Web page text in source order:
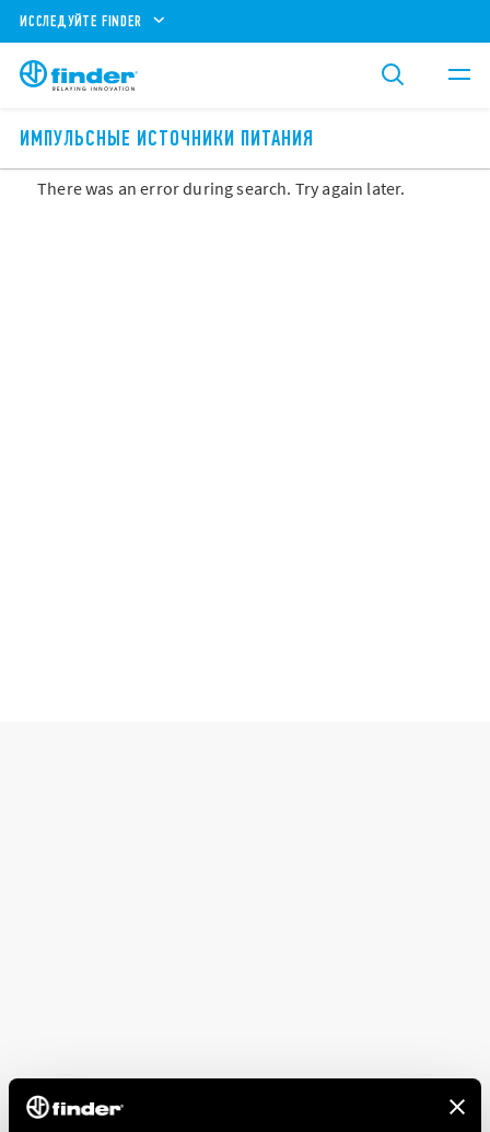
ИССЛЕДУЙТЕ FINDER
ИМПУЛЬСНЫЕ ИСТОЧНИКИ ПИТАНИЯ
There was an error during search. Try again later.